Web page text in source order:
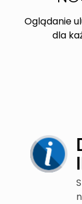
Oglądanie
dla